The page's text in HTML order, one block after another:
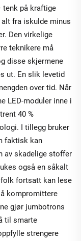
tenk på kraftige
fra iskulde minus
Den virkelige
teknikere må
disse skjermene
ut. En slik levetid
over tid. Når
LED-moduler inne i
40 %
I tillegg bruker
faktisk kan
av skadelige stoffer
også en såkalt
fortsatt kan lese
kompromittere
gjør jumbotrons
til smarte
strengere